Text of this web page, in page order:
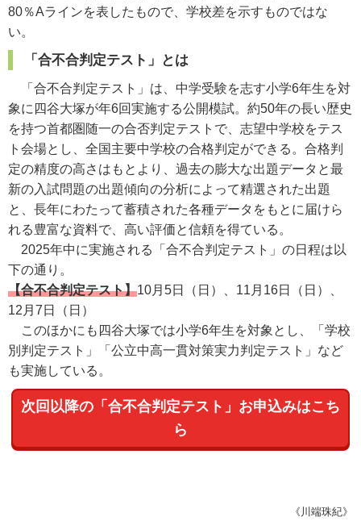
80％Aラインを表したもので、学校差を示すものではな
い。
「合不合判定テスト」とは
「合不合判定テスト」は、中学受験を志す小学6年生を対
象に四谷大塚が年6回実施する公開模試。約50年の長い歴史
を持つ首都圏随一の合否判定テストで、志望中学校をテス
ト会場とし、全国主要中学校の合格判定ができる。合格判
定の精度の高さはもとより、過去の膨大な出題データと最
新の入試問題の出題傾向の分析によって精選された出題
と、長年にわたって蓄積された各種データをもとに届けら
れる豊富な資料で、高い評価と信頼を得ている。
2025年中に実施される「合不合判定テスト」の日程は以
下の通り。
【合不合判定テスト】10月5日（日）、11月16日（日）、
12月7日（日）
このほかにも四谷大塚では小学6年生を対象とし、「学校
別判定テスト」「公立中高一貫対策実力判定テスト」など
も実施している。
次回以降の「合不合判定テスト」お申込みはこち
ら
《川端珠紀》